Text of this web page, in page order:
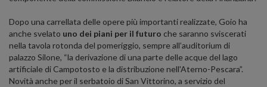
Dopo una carrellata delle opere più importanti realizzate, Goio ha
anche svelato uno dei piani per il futuro che saranno sviscerati
nella tavola rotonda del pomeriggio, sempre all’auditorium di
palazzo Silone, “la derivazione di una parte delle acque del lago
artificiale di Campotosto e la distribuzione nell'Aterno-Pescara”.
Novità anche per il serbatoio di San Vittorino, a servizio del